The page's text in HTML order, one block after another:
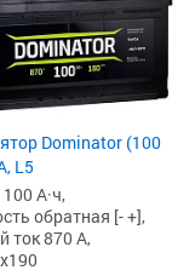
Dominator (100
L5
А·ч,
обратная [- +],
ток 870 А,